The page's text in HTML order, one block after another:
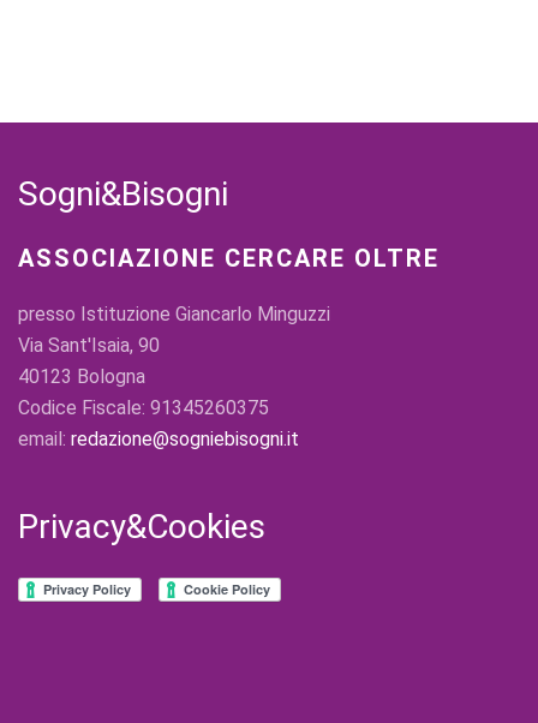
Sogni&Bisogni
ASSOCIAZIONE CERCARE OLTRE
presso Istituzione Giancarlo Minguzzi
Via Sant'Isaia, 90
40123 Bologna
Codice Fiscale: 91345260375
email: redazione@sogniebisogni.it
Privacy&Cookies